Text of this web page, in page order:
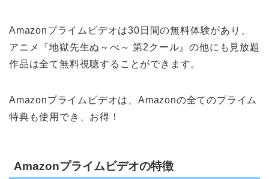
Amazonプライムビデオは30日間の無料体験があり、
アニメ『地獄先生ぬ～べ～ 第2クール』の他にも見放題
作品は全て無料視聴することができます。
Amazonプライムビデオは、Amazonの全てのプライム
特典も使用でき、お得！
Amazonプライムビデオの特徴